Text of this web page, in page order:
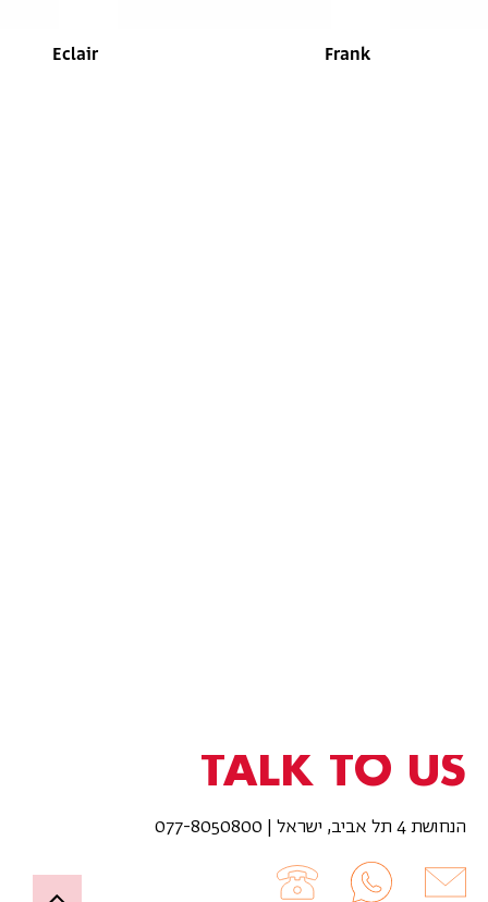
Eclair Frank
TALK TO US
הנחושת 4 תל אביב, ישראל | 077-8050800